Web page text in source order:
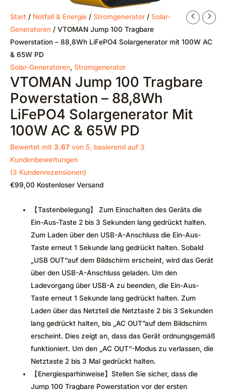
Start / Notfall & Energie / Stromgenerator / Solar-
Generatoren / VTOMAN Jump 100 Tragbare
Powerstation – 88,8Wh LiFePO4 Solargenerator mit 100W AC
& 65W PD
Solar-Generatoren Stromgenerator
VTOMAN Jump 100 Tragbare
Powerstation – 88,8Wh
LiFePO4 Solargenerator Mit
100W AC & 65W PD
Bewertet mit 3.67 von 5, basierend auf 3
Kundenbewertungen
(3 Kundenrezensionen)
€99,00 Kostenloser Versand
【Tastenbelegung】 Zum Einschalten des Geräts die
Ein-Aus-Taste 2 bis 3 Sekunden lang gedrückt halten.
Zum Laden über den USB-A-Anschluss die Ein-Aus-
Taste erneut 1 Sekunde lang gedrückt halten. Sobald
„USB OUT“auf dem Bildschirm erscheint, wird das Gerät
über den USB-A-Anschluss geladen. Um den
Ladevorgang über USB-A zu beenden, die Ein-Aus-
Taste erneut 1 Sekunde lang gedrückt halten. Zum
Laden über das Netzteil die Netztaste 2 bis 3 Sekunden
lang gedrückt halten, bis „AC OUT”auf dem Bildschirm
erscheint. Dies zeigt an, dass das Gerät ordnungsgemäß
funktioniert. Um den „AC OUT“-Modus zu verlassen, die
Netztaste 2 bis 3 Mal gedrückt halten.
【Energiesparhinweise】Stellen Sie sicher, dass die
Jump 100 Tragbare Powerstation vor der ersten